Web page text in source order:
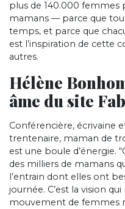
plus de 140.000 femmes
mamans — parce que
temps, et parce que
est l’inspiration de cette
autres.
Hélène
âme du site
Conférencière, écrivaine
trentenaire, maman de
est une boule d’énergie.
des milliers de mamans
l’entrain dont elles ont
journée. C’est la vision
mouvement de femmes